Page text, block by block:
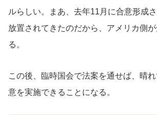
ルらしい。まあ、去年11月に合意形成
放置されてきたのだから、アメリカ側
る。
この後、臨時国会で法案を通せば、晴
意を実施できることになる。